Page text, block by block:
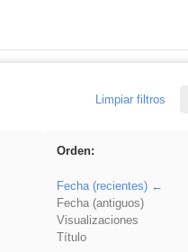
Limpiar filtros
Orden:
Fecha (recientes)
Fecha (antiguos)
Visualizaciones
Título